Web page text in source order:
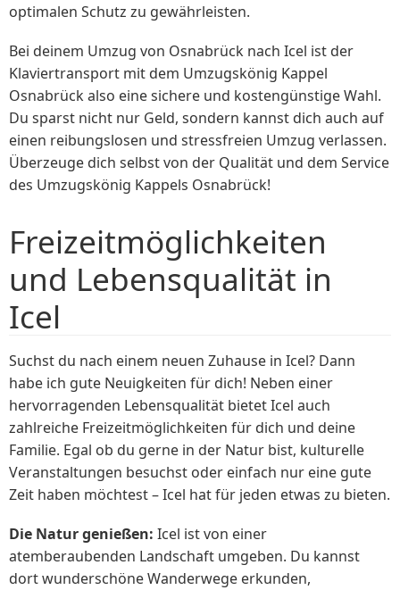
optimalen Schutz zu gewährleisten.
Bei deinem Umzug von Osnabrück nach Icel ist der
Klaviertransport mit dem Umzugskönig Kappel
Osnabrück also eine sichere und kostengünstige Wahl.
Du sparst nicht nur Geld, sondern kannst dich auch auf
einen reibungslosen und stressfreien Umzug verlassen.
Überzeuge dich selbst von der Qualität und dem Service
des Umzugskönig Kappels Osnabrück!
Freizeitmöglichkeiten
und Lebensqualität in
Icel
Suchst du nach einem neuen Zuhause in Icel? Dann
habe ich gute Neuigkeiten für dich! Neben einer
hervorragenden Lebensqualität bietet Icel auch
zahlreiche Freizeitmöglichkeiten für dich und deine
Familie. Egal ob du gerne in der Natur bist, kulturelle
Veranstaltungen besuchst oder einfach nur eine gute
Zeit haben möchtest – Icel hat für jeden etwas zu bieten.
Die Natur genießen: Icel ist von einer
atemberaubenden Landschaft umgeben. Du kannst
dort wunderschöne Wanderwege erkunden,